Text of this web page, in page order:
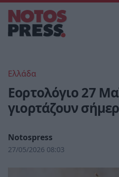
Ελλάδα
Εορτολόγιο 27
γιορτάζουν
Notospress
27/05/2026 08:03